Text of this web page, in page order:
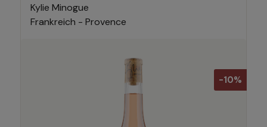
Kylie Minogue
Frankreich - Provence
-10%